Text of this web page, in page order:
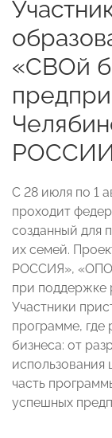
«СВОй
С 28 июля по 1
проходит
созданный для
их семей.
РОССИЯ»,
при поддержке
Участники
программе, где
бизнеса: от
использования
часть
успешных